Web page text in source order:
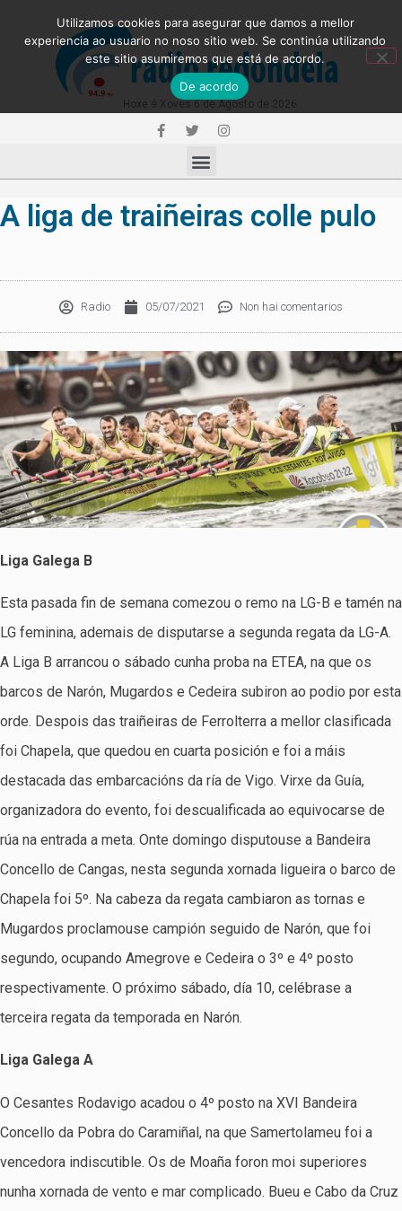
A liga de traiñeiras colle pulo
Radio 05/07/2021 Non hai comentarios
Liga Galega B
Esta pasada fin de semana comezou o remo na LG-B e tamén na
LG feminina, ademais de disputarse a segunda regata da LG-A.
A Liga B arrancou o sábado cunha proba na ETEA, na que os
barcos de Narón, Mugardos e Cedeira subiron ao podio por esta
orde. Despois das traiñeiras de Ferrolterra a mellor clasificada
foi Chapela, que quedou en cuarta posición e foi a máis
destacada das embarcacións da ría de Vigo. Virxe da Guía,
organizadora do evento, foi descualificada ao equivocarse de
rúa na entrada a meta. Onte domingo disputouse a Bandeira
Concello de Cangas, nesta segunda xornada ligueira o barco de
Chapela foi 5º. Na cabeza da regata cambiaron as tornas e
Mugardos proclamouse campión seguido de Narón, que foi
segundo, ocupando Amegrove e Cedeira o 3º e 4º posto
respectivamente. O próximo sábado, día 10, celébrase a
terceira regata da temporada en Narón.
Liga Galega A
O Cesantes Rodavigo acadou o 4º posto na XVI Bandeira
Concello da Pobra do Caramiñal, na que Samertolameu foi a
vencedora indiscutible. Os de Moaña foron moi superiores
nunha xornada de vento e mar complicado. Bueu e Cabo da Cruz
Utilizamos cookies para asegurar que damos a mellor
experiencia ao usuario no noso sitio web. Se continúa utilizando
este sitio asumiremos que está de acordo.
De acordo